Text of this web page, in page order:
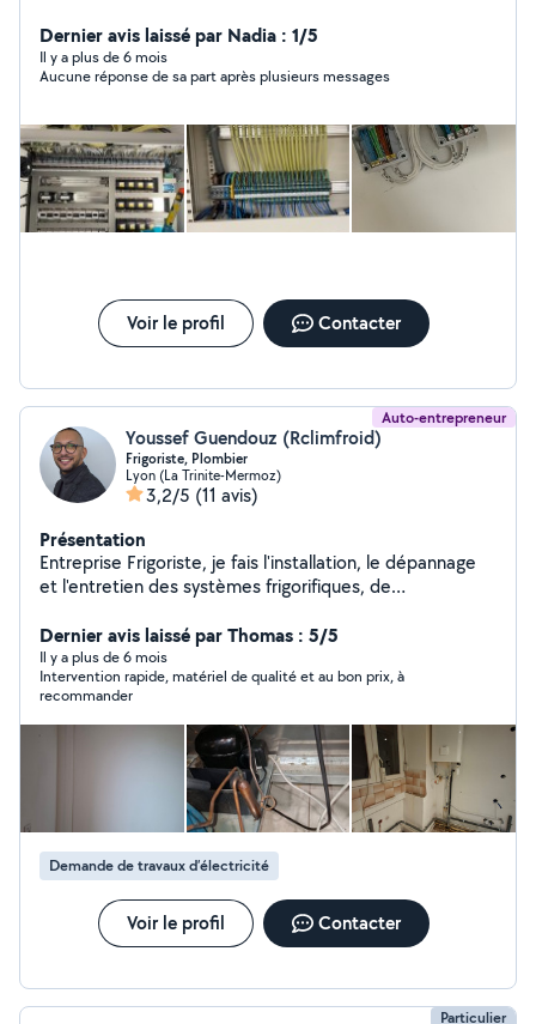
Maxime
Dernier avis laissé par Nadia : 1/5
Il y a plus de 6 mois
Aucune réponse de sa part après plusieurs messages
Voir le profil Contacter
Auto-entrepreneur
Youssef Guendouz (Rclimfroid)
Frigoriste, Plombier
Lyon (La Trinite-Mermoz)
3,2/5 (11 avis)
Présentation
Entreprise Frigoriste, je fais l'installation, le dépannage
et l'entretien des systèmes frigorifiques, de
plomberie sanitaire également. Disponible sur Lyon et la
région Devis gratuit par téléphone Intervention rapide
6/7
Dernier avis laissé par Thomas : 5/5
Il y a plus de 6 mois
Intervention rapide, matériel de qualité et au bon prix, à
recommander
Demande de travaux d’électricité
Voir le profil Contacter
Particulier